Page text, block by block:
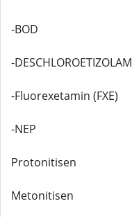
-BOD
-DESCHLOROETIZOLAM
-Fluorexetamin (FXE)
-NEP
Protonitisen
Metonitisen